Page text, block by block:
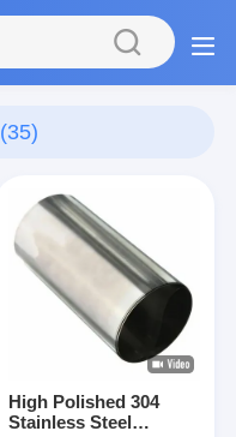
(35)
High Polished 304
Stainless Steel